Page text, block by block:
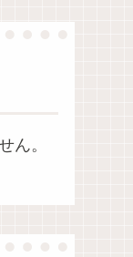
ん。